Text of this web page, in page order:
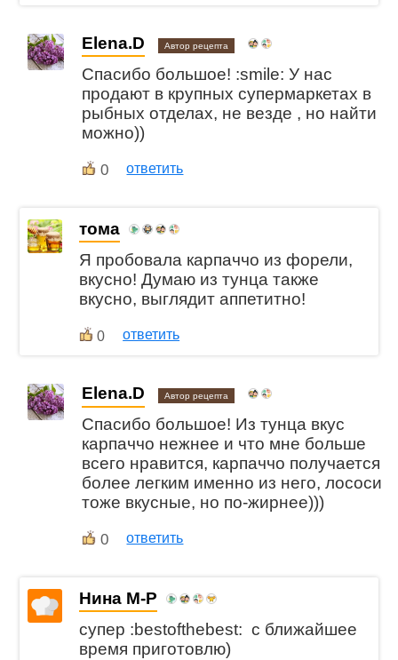
Elena.D Автор рецепта
Спасибо большое! :smile: У нас
продают в крупных супермаркетах в
рыбных отделах, не везде , но найти
можно))
0 ответить
тома
Я пробовала карпаччо из форели,
вкусно! Думаю из тунца также
вкусно, выглядит аппетитно!
0 ответить
Elena.D Автор рецепта
Спасибо большое! Из тунца вкус
карпаччо нежнее и что мне больше
всего нравится, карпаччо получается
более легким именно из него, лососи
тоже вкусные, но по-жирнее)))
0 ответить
Нина М-Р
супер :bestofthebest: с ближайшее
время приготовлю)